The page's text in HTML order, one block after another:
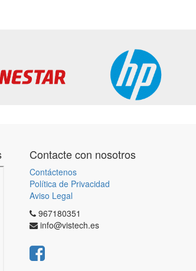
Contacte con nosotros
Contáctenos
Política de Privacidad
Aviso Legal
967180351
info@vistech.es